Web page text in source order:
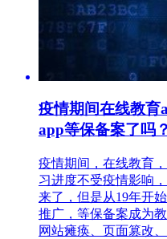
疫情期间在线教育
app等保备案了吗？
疫情期间，在线教育
习进度不受疫情影响
来了，但是从19年开
推广，等保备案成为
网站瘫痪、页面篡改